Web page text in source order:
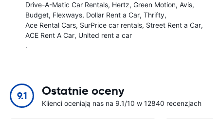
Drive-A-Matic Car Rentals Hertz Green Motion Avis
Budget Flexways Dollar Rent a Car Thrifty
Ace Rental Cars SurPrice car rentals Street Rent a Car
ACE Rent A Car United rent a car
.
9.1 Ostatnie oceny
Klienci oceniają nas na 9.1/10 w 12840 recenzjach